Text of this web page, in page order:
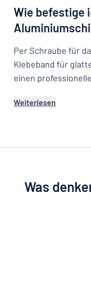
Wie befestige
Per Schraube für
Klebeband für
einen
Weiterlesen
Was